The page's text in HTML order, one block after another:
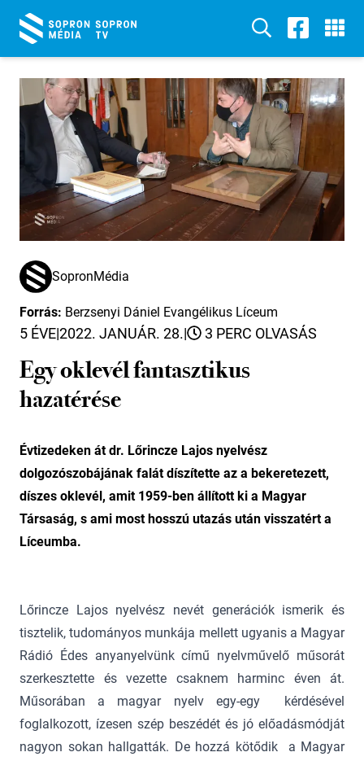
SopronMédia
Forrás: Berzsenyi Dániel Evangélikus Líceum
5 ÉVE|2022. JANUÁR. 28.| 3 PERC OLVASÁS
Egy oklevél fantasztikus
hazatérése
Évtizedeken át dr. Lőrincze Lajos nyelvész
dolgozószobájának falát díszítette az a bekeretezett,
díszes oklevél, amit 1959-ben állított ki a Magyar
Társaság, s ami most hosszú utazás után visszatért a
Líceumba.
Lőrincze Lajos nyelvész nevét generációk ismerik és
tisztelik, tudományos munkája mellett ugyanis a Magyar
Rádió Édes anyanyelvünk című nyelvművelő műsorát
szerkesztette és vezette csaknem harminc éven át.
Műsorában a magyar nyelv egy-egy kérdésével
foglalkozott, ízesen szép beszédét és jó előadásmódját
nagyon sokan hallgatták. De hozzá kötődik a Magyar